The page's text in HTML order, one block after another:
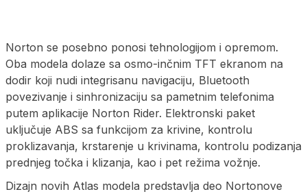
Norton se posebno ponosi tehnologijom i opremom.
Oba modela dolaze sa osmo-inčnim TFT ekranom na
dodir koji nudi integrisanu navigaciju, Bluetooth
povezivanje i sinhronizaciju sa pametnim telefonima
putem aplikacije Norton Rider. Elektronski paket
uključuje ABS sa funkcijom za krivine, kontrolu
proklizavanja, krstarenje u krivinama, kontrolu podizanja
prednjeg točka i klizanja, kao i pet režima vožnje.
Dizajn novih Atlas modela predstavlja deo Nortonove